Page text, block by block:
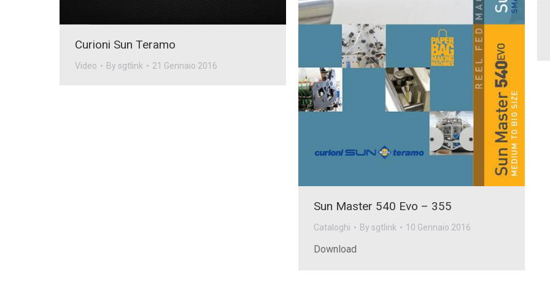
Curioni Sun Teramo
Video By sgtlink 21 Gennaio 2016
Sun Master 540 Evo – 355
Cataloghi By sgtlink 10 Gennaio 2016
Download